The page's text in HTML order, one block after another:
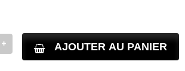
AJOUTER AU PANIER